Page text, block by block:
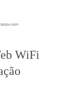
WiFi